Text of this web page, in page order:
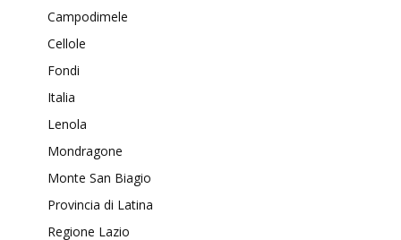
Campodimele
Cellole
Fondi
Italia
Lenola
Mondragone
Monte San Biagio
Provincia di Latina
Regione Lazio